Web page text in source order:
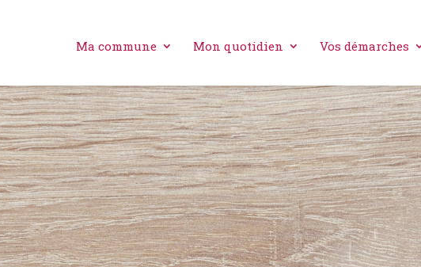
Ma commune Mon quotidien Vos démarches